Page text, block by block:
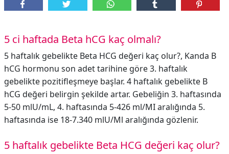
5 ci haftada Beta hCG kaç olmalı?
5 haftalık gebelikte Beta HCG değeri kaç olur?, Kanda B
hCG hormonu son adet tarihine göre 3. haftalık
gebelikte pozitifleşmeye başlar. 4 haftalık gebelikte B
hCG değeri belirgin şekilde artar. Gebeliğin 3. haftasında
5-50 mlU/mL, 4. haftasında 5-426 ml/MI aralığında 5.
haftasında ise 18-7.340 mlU/Ml aralığında gözlenir.
5 haftalık gebelikte Beta HCG değeri kaç olur?